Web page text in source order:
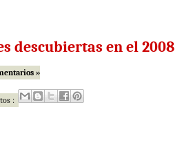
descubiertas en el 2008
»
: